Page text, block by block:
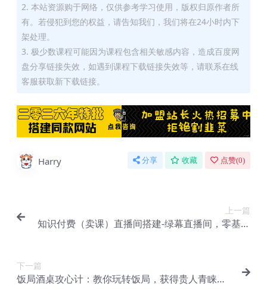
2. 本站资源购于网络，仅供参考学习使用，版权归原作者所
有。若侵犯到您的权益，请告知我们，我们将在24小时内下
架处理。
3. 极少数课程可能因为课程包含相关敏感内容，造成百度网
盘分享链接失效，如遇到课程下载链接失效等，请联系在线
客服获取新下载链接。
Harry 分享 收藏 点赞(0)
上一篇
知识付费（卖课）直播间搭建-绿幕直播间，零基础
下一篇
饭局酒桌攻心计：教你玩转饭局，获得贵人青睐，